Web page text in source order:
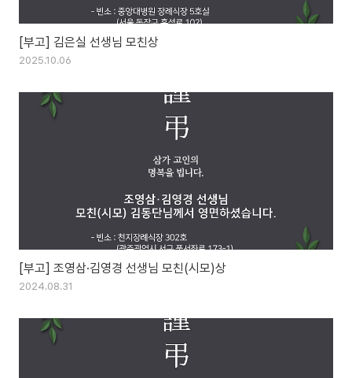
[부고] 김은실 선생님 모친상
2025.10.06
[부고] 조영삼·김영경 선생님 모친(시모)상
2024.08.31